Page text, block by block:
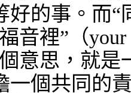
好的事。而
音裡”（your
意思，就
一個共同的